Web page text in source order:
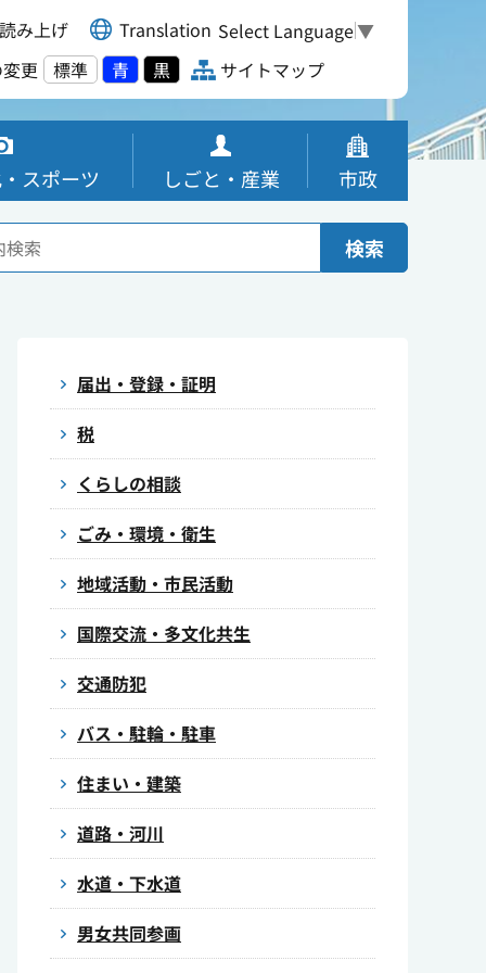
み上げ Translation Select Language▼
更
標準 青 黒 サイトマップ
スポーツ しごと・産業 市政
検索
届出・登録・証明
税
くらしの相談
ごみ・環境・衛生
地域活動・市民活動
国際交流・多文化共生
交通防犯
バス・駐輪・駐車
住まい・建築
道路・河川
水道・下水道
男女共同参画